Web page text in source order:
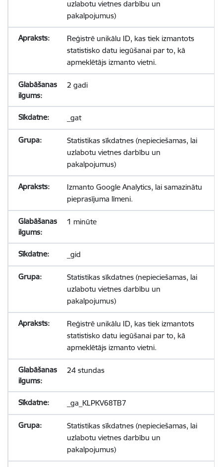
uzlabotu vietnes darbību un
pakalpojumus)
Reģistrē unikālu ID, kas tiek izmantots
statistisko datu iegūšanai par to, kā
apmeklētājs izmanto vietni.
2 gadi
_gat
Statistikas sīkdatnes (nepieciešamas, lai
uzlabotu vietnes darbību un
pakalpojumus)
Izmanto Google Analytics, lai samazinātu
pieprasījuma līmeni.
1 minūte
_gid
Statistikas sīkdatnes (nepieciešamas, lai
uzlabotu vietnes darbību un
pakalpojumus)
Reģistrē unikālu ID, kas tiek izmantots
statistisko datu iegūšanai par to, kā
apmeklētājs izmanto vietni.
24 stundas
_ga_KLPKV68TB7
Statistikas sīkdatnes (nepieciešamas, lai
uzlabotu vietnes darbību un
pakalpojumus)